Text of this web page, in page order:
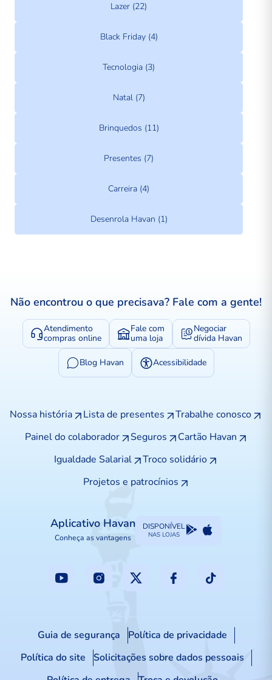
Lazer (22)
Black Friday (4)
Tecnologia (3)
Natal (7)
Brinquedos (11)
Presentes (7)
Carreira (4)
Desenrola Havan (1)
Não encontrou o que precisava? Fale com a gente!
Atendimento
compras online
Fale com
uma loja
Negociar
dívida Havan
Blog Havan Acessibilidade
Nossa história Lista de presentes
Trabalhe conosco
Painel do colaborador
Seguros
Cartão Havan
Igualdade Salarial
Troco solidário
Projetos e patrocínios
Aplicativo Havan
Conheça as vantagens
DISPONÍVEL
NAS LOJAS
Guia de segurança
Política de privacidade
Política do site
Solicitações sobre dados pessoais